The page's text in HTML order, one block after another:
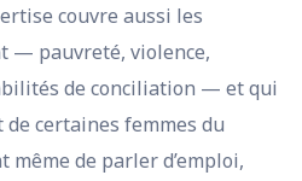
couvre aussi les
— pauvreté, violence,
de conciliation — et qui
certaines femmes du
même de parler d’emploi,